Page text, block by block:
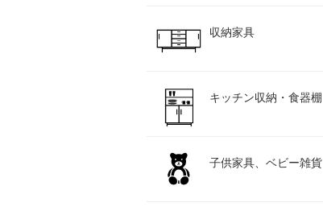
収納家具
キッチン収納・食器棚
子供家具、ベビー雑貨